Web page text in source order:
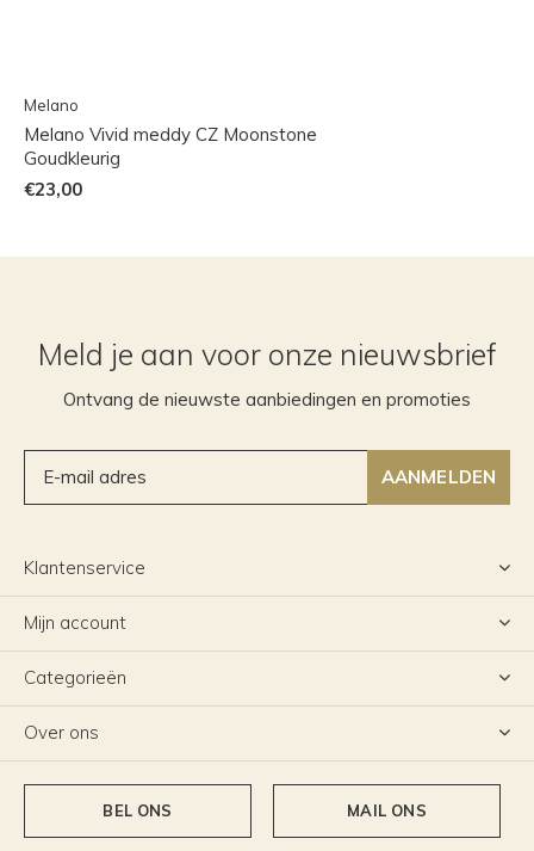
Melano
Melano Vivid meddy CZ Moonstone
Goudkleurig
€23,00
Meld je aan voor onze nieuwsbrief
Ontvang de nieuwste aanbiedingen en promoties
AANMELDEN
Klantenservice
Mijn account
Categorieën
Over ons
BEL ONS MAIL ONS